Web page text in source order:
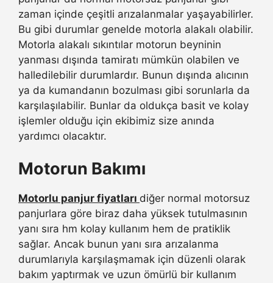
zaman içinde çeşitli arızalanmalar yaşayabilirler.
Bu gibi durumlar genelde motorla alakalı olabilir.
Motorla alakalı sıkıntılar motorun beyninin
yanması dışında tamiratı mümkün olabilen ve
halledilebilir durumlardır. Bunun dışında alıcının
ya da kumandanın bozulması gibi sorunlarla da
karşılaşılabilir. Bunlar da oldukça basit ve kolay
işlemler olduğu için ekibimiz size anında
yardımcı olacaktır.
Motorun Bakımı
Motorlu panjur fiyatları diğer normal motorsuz
panjurlara göre biraz daha yüksek tutulmasının
yanı sıra hm kolay kullanım hem de pratiklik
sağlar. Ancak bunun yanı sıra arızalanma
durumlarıyla karşılaşmamak için düzenli olarak
bakım yaptırmak ve uzun ömürlü bir kullanım